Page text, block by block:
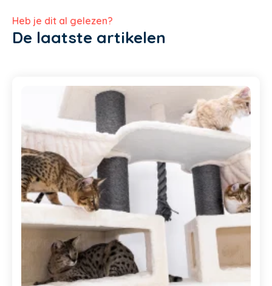
Heb je dit al gelezen?
De laatste artikelen